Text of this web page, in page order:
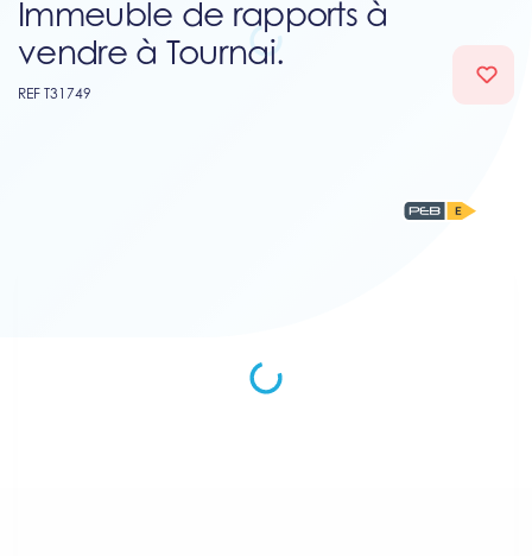
Immeuble de rapports à
vendre à Tournai.
REF T31749